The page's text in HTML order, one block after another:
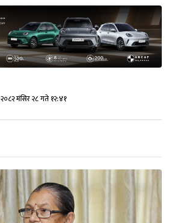
२०८२ मंसिर २८ गते १२:४१